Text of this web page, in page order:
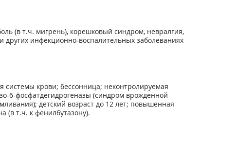
(в т.ч. мигрень), корешковый синдром, невралгия,
инфекционно-воспалительных заболеваниях
системы крови; бессонница; неконтролируемая
6-фосфатдегидрогеназы (синдром врожденной
детский возраст до 12 лет; повышенная
(в т.ч. к фенилбутазону).